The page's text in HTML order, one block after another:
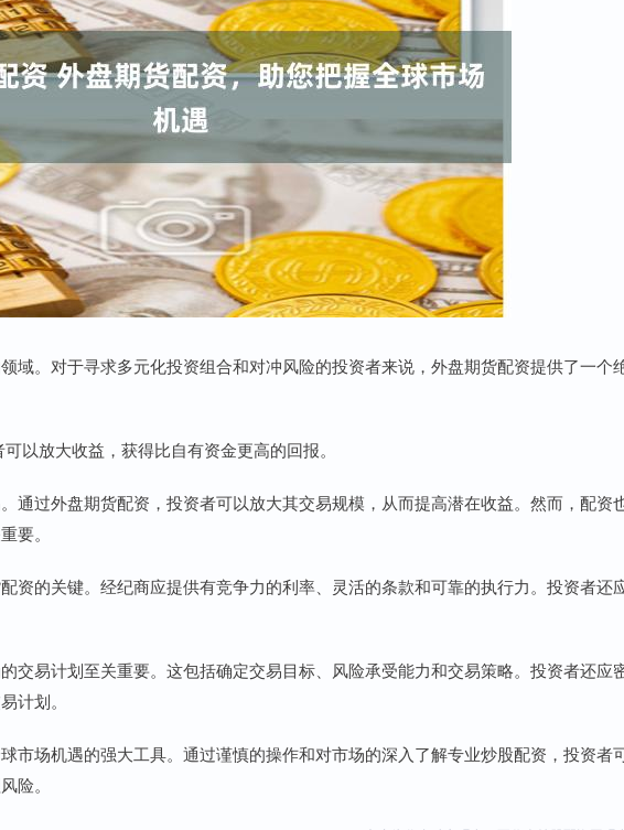
域。对于寻求多元化投资组合和对冲风险的投资者来说，外盘期货配资提供了一个
以放大收益，获得比自有资金更高的回报。
通过外盘期货配资，投资者可以放大其交易规模，从而提高潜在收益。然而，配资
要。
资的关键。经纪商应提供有竞争力的利率、灵活的条款和可靠的执行力。投资者还
交易计划至关重要。这包括确定交易目标、风险承受能力和交易策略。投资者还应
计划。
市场机遇的强大工具。通过谨慎的操作和对市场的深入了解专业炒股配资，投资者
险。